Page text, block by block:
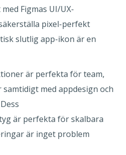
Figmas UI/UX-
pixel-perfekt
slutlig app-ikon är en
är perfekta för team,
med appdesign och
är perfekta för skalbara
är inget problem